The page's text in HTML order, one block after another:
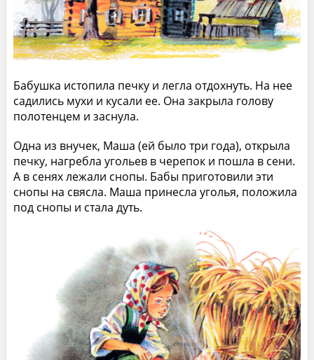
Бабушка истопила печку и легла отдохнуть. На нее
садились мухи и кусали ее. Она закрыла голову
полотенцем и заснула.
Одна из внучек, Маша (ей было три года), открыла
печку, нагребла угольев в черепок и пошла в сени.
А в сенях лежали снопы. Бабы приготовили эти
снопы на свясла. Маша принесла уголья, положила
под снопы и стала дуть.